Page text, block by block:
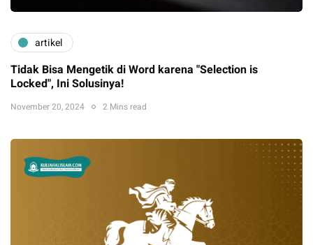
artikel
Tidak Bisa Mengetik di Word karena "Selection is
Locked", Ini Solusinya!
November 20, 2024 2 Mins read